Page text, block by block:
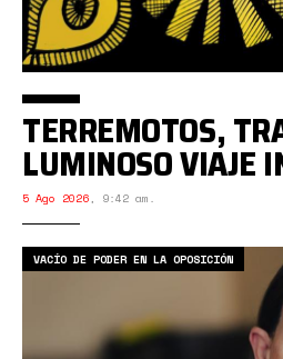
TERREMOTOS,
LUMINOSO VIAJE
5 Ago 2026, 9:42 am.
VACÍO DE PODER EN LA OPOSICIÓN